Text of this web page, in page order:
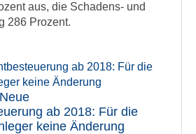
aus, die Schadens- und
286 Prozent.
ab 2018: Für die
keine Änderung